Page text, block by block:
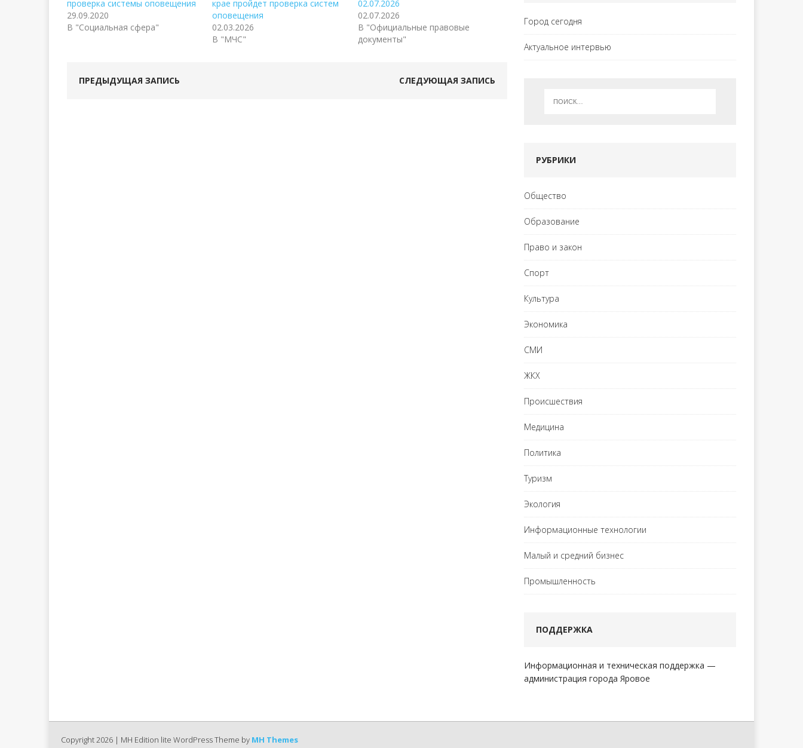
проверка системы оповещения
29.09.2020
В "Социальная сфера"
крае пройдет проверка систем
оповещения
02.03.2026
В "МЧС"
02.07.2026
02.07.2026
В "Официальные правовые
документы"
ПРЕДЫДУЩАЯ ЗАПИСЬ СЛЕДУЮЩАЯ ЗАПИСЬ
Город сегодня
Актуальное интервью
РУБРИКИ
Общество
Образование
Право и закон
Спорт
Культура
Экономика
СМИ
ЖКХ
Происшествия
Медицина
Политика
Туризм
Экология
Информационные технологии
Малый и средний бизнес
Промышленность
ПОДДЕРЖКА
Информационная и техническая поддержка —
администрация города Яровое
Copyright 2026 | MH Edition lite WordPress Theme by MH Themes